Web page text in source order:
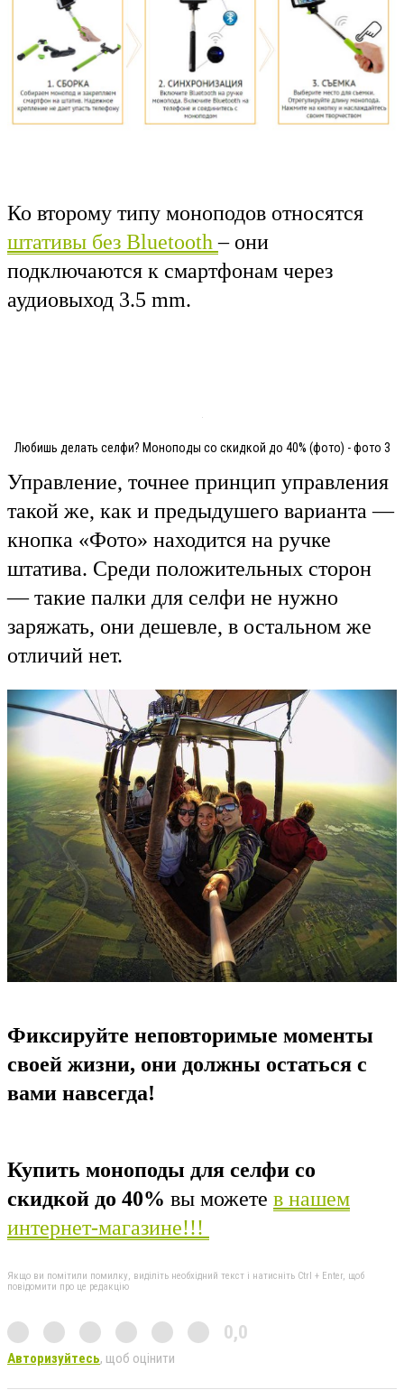
Ко второму типу моноподов относятся
штативы без Bluetooth– они
подключаются к смартфонам через
аудиовыход 3.5 mm.
Любишь делать селфи? Моноподы со скидкой до 40% (фото) - фото 3
Управление, точнее принцип управления
такой же, как и предыдушего варианта —
кнопка «Фото» находится на ручке
штатива. Среди положительных сторон
— такие палки для селфи не нужно
заряжать, они дешевле, в остальном же
отличий нет.
Фиксируйте неповторимые моменты
своей жизни, они должны остаться с
вами навсегда!
Купить моноподы для селфи со
скидкой до 40% вы можете в нашем
интернет-магазине!!!
Якщо ви помітили помилку, виділіть необхідний текст і натисніть Ctrl + Enter, щоб
повідомити про це редакцію
0,0
Авторизуйтесь, щоб оцінити